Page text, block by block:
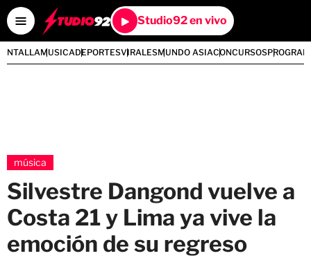
Studio92 en vivo
MUSICADEPORTESVIRALESMUNDO ASIACONCURSOS
música
Silvestre Dangond vuelve a
Costa 21 y Lima ya vive la
emoción de su regreso